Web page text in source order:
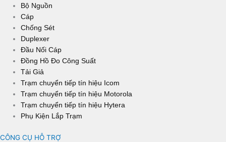
Bộ Nguồn
Cáp
Chống Sét
Duplexer
Đầu Nối Cáp
Đồng Hồ Đo Công Suất
Tải Giả
Trạm chuyển tiếp tín hiệu Icom
Trạm chuyển tiếp tín hiệu Motorola
Trạm chuyển tiếp tín hiệu Hytera
Phụ Kiện Lắp Trạm
CÔNG CỤ HỖ TRỢ